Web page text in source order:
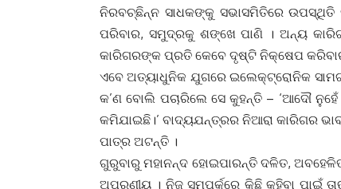
ନିରବଚ୍ଛିନ୍ନ ସାଧକଙ୍କୁ ସଭାସମିତିରେ ଉପସ୍ଥିତି
ପରିବାର, ସମୁଦ୍ରକୁ ଶଙ୍ଖେ ପାଣି । ଅନ୍ୟ
କାରିଗରଙ୍କ ପ୍ରତି କେବେ ଦୃଷ୍ଟି ନିକ୍ଷେପ
ଏବେ ଅତ୍ୟାଧୁନିକ ଯୁଗରେ ଇଲେକ୍ଟ୍ରୋନିକ
କ’ଣ ବୋଲି ପଚାରିଲେ ସେ କୁହନ୍ତି – ‘ଆଦୌ
କମିଯାଇଛି।’ ବାଦ୍ୟଯନ୍ତ୍ରର ନିଆରା କାରିଗର
ପାତ୍ର ଅଟନ୍ତି ।
ଗୁରୁବାରୁ ମହାନନ୍ଦ ହୋଇପାରନ୍ତି ଦଳିତ,
ଅପୂରଣୀୟ । ନିଜ ସମ୍ପର୍କରେ କିଛି କହିବା ପାଇଁ